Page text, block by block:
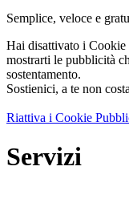
Semplice, veloce e
Hai disattivato i Cookie
mostrarti le pubblicità
sostentamento.
Sostienici, a te non
Riattiva i Cookie
Servizi